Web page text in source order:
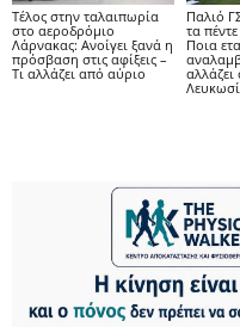
Tέλος στην ταλαιπωρία
στο αεροδρόμιο
Λάρνακας: Ανοίγει ξανά η
πρόσβαση στις αφίξεις –
Τι αλλάζει από αύριο
Παλιό
τα
Ποια
αλλάζει